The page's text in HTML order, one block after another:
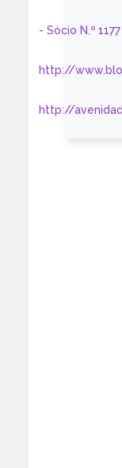
- Sócio N.º
http://
http://